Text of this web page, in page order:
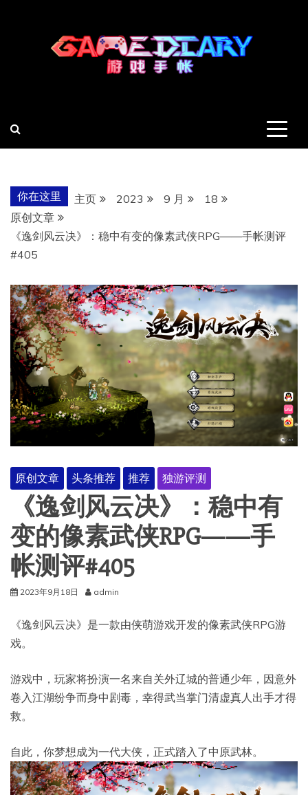
你在这里 主页 2023 9 月
18
原创文章
《逸剑风云决》：稳中有变的像素武侠RPG——手帐测评
#405
原创文章 头条推荐 推荐 独游评测
《逸剑风云决》：稳中有
变的像素武侠RPG——手
帐测评#405
2023年9月18日 admin
《逸剑风云决》是一款由侠萌游戏开发的像素武侠RPG游
戏。
游戏中，玩家将扮演一名来自关外辽城的普通少年，因意外
卷入江湖纷争而身中剧毒，幸得武当掌门清虚真人出手才得
救。
自此，你梦想成为一代大侠，正式踏入了中原武林。